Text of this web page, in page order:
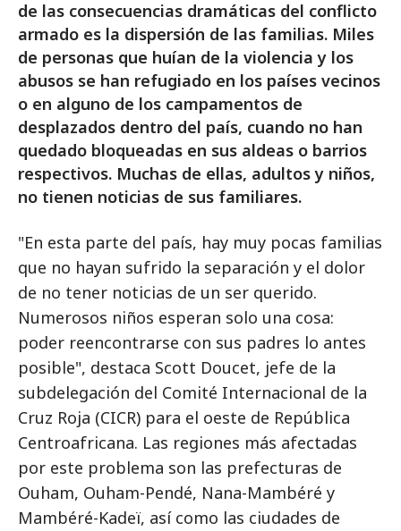
de las consecuencias dramáticas del conflicto
armado es la dispersión de las familias. Miles
de personas que huían de la violencia y los
abusos se han refugiado en los países vecinos
o en alguno de los campamentos de
desplazados dentro del país, cuando no han
quedado bloqueadas en sus aldeas o barrios
respectivos. Muchas de ellas, adultos y niños,
no tienen noticias de sus familiares.
"En esta parte del país, hay muy pocas familias
que no hayan sufrido la separación y el dolor
de no tener noticias de un ser querido.
Numerosos niños esperan solo una cosa:
poder reencontrarse con sus padres lo antes
posible", destaca Scott Doucet, jefe de la
subdelegación del Comité Internacional de la
Cruz Roja (CICR) para el oeste de República
Centroafricana. Las regiones más afectadas
por este problema son las prefecturas de
Ouham, Ouham-Pendé, Nana-Mambéré y
Mambéré-Kadeï, así como las ciudades de